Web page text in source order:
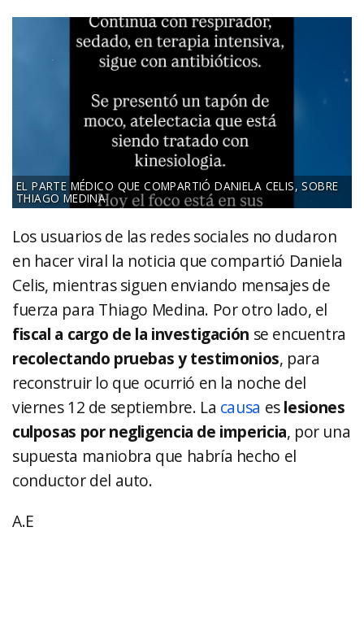
EL PARTE MÉDICO QUE COMPARTIÓ DANIELA CELIS, SOBRE
THIAGO MEDINA
Los usuarios de las redes sociales no dudaron
en hacer viral la noticia que compartió Daniela
Celis, mientras siguen enviando mensajes de
fuerza para Thiago Medina. Por otro lado, el
fiscal a cargo de la investigación se encuentra
recolectando pruebas y testimonios, para
reconstruir lo que ocurrió en la noche del
viernes 12 de septiembre. La causa eslesiones
culposas por negligencia de impericia, por una
supuesta maniobra que habría hecho el
conductor del auto.
A.E